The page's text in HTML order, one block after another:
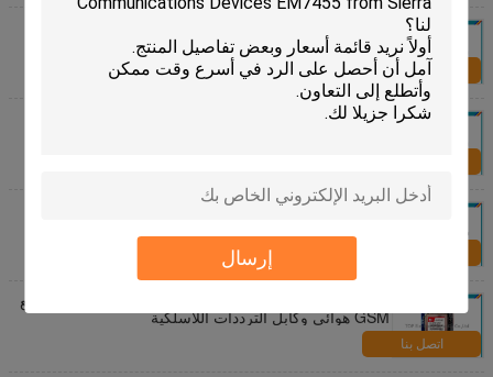
إرسال
C1919C
اتصل بنا
رباعية الفرقة GSM جي بي آر إس وحدة تطوير لاسلكية
SIM5320E مجموعة تطوير لاسلكية مع نظام تحديد المواقع
GSM هوائي وكابل الترددات اللاسلكية
اتصل بنا